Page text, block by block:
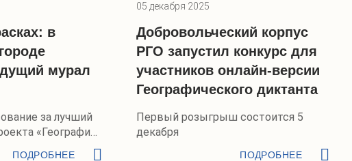
в
мурал
за лучший
«География
ПОДРОБНЕЕ
05 декабря 2025
Добровольческий корпус
РГО запустил конкурс для
участников онлайн-версии
Географического диктанта
Первый розыгрыш состоится 5
декабря
ПОДРОБНЕЕ